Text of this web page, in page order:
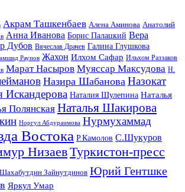
Акрам Ташкенбаев Алена Аминова Анатолий
Анна Иванова Борис Палацкий Вера
Дубов Вячеслав Драчев Галина Глушкова
Раупов Жахон Илхом Сафар Ильхом Раззаков
Марат Насыров Муяссар Максудова Н.
Назира Шабанова Назокат
Искандерова Наталия Шулепина Наталья
Полянская Наталья Шакирова
Норгул Абдураимова Нурмухаммад
Востока Р.Камолов С.Шукуров
НизаевТуркистон-пресс
Шахабутдин Зайнутдинов Юрий Гентшке
Яркул Умар